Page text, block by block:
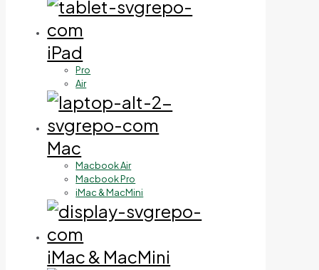
iPad
Pro
Air
Mac
Macbook Air
Macbook Pro
iMac & MacMini
iMac & MacMini